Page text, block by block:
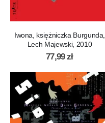
Iwona, księżniczka Burgunda,
Lech Majewski, 2010
77,99zł